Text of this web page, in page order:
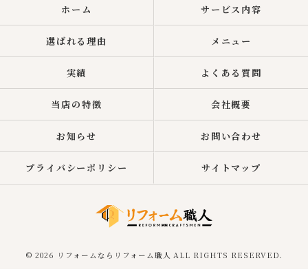
ホーム サービス内容
選ばれる理由 メニュー
実績 よくある質問
当店の特徴 会社概要
お知らせ お問い合わせ
プライバシーポリシー サイトマップ
© 2026 リフォームならリフォーム職人 ALL RIGHTS RESERVED.